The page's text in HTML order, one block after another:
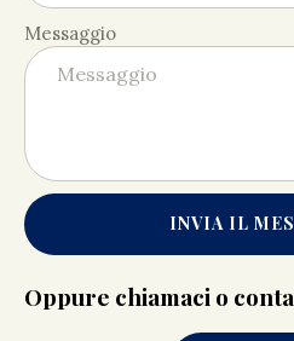
Messaggio
INVIA IL
Oppure chiamaci o